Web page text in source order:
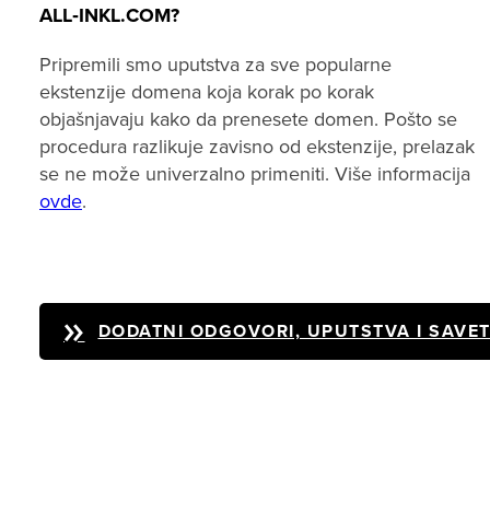
ALL‑INKL.COM?
Pripremili smo uputstva za sve popularne
ekstenzije domena koja korak po korak
objašnjavaju kako da prenesete domen. Pošto se
procedura razlikuje zavisno od ekstenzije, prelazak
se ne može univerzalno primeniti. Više informacija
ovde.
DODATNI ODGOVORI, UPUTSTVA I